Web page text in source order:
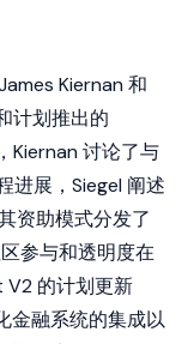
Kiernan 和
计划推出的
Kiernan 讨论了与
进展，Siegel 阐述
资助模式分发了
参与和透明度在
V2 的计划更新
金融系统的集成以